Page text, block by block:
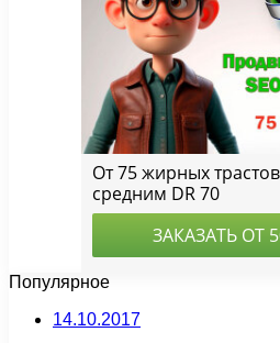
Популярное
14.10.2017